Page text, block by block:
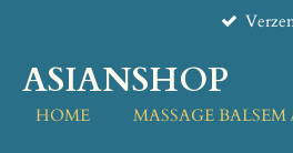
naar
de
hoofdinhoud
ASIANSHOP
HOME MASSAGE